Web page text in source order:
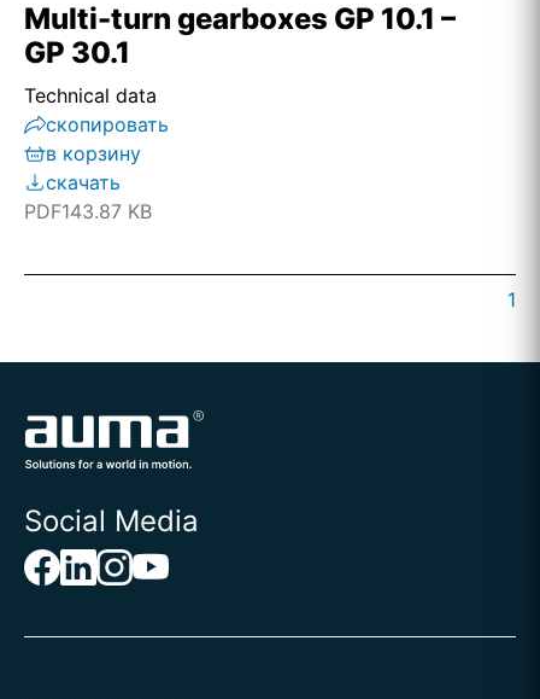
Multi-turn gearboxes GP 10.1 –
GP 30.1
Technical data
скопировать
в корзину
скачать
PDF143.87 KB
1
Social Media